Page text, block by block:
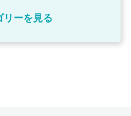
リーを見る